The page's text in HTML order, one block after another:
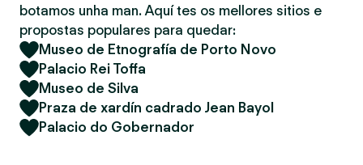
botamos unha man. Aquí tes os mellores sitios e
propostas populares para quedar:
Museo de Etnografía de Porto Novo
Palacio Rei Toffa
Museo de Silva
Praza de xardín cadrado Jean Bayol
Palacio do Gobernador